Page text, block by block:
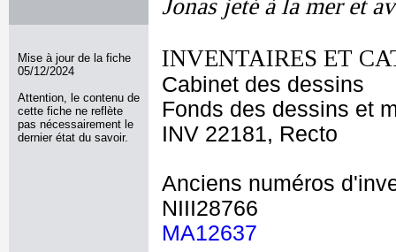
Mise à jour de la fiche
05/12/2024
Attention, le contenu de
cette fiche ne reflète
pas nécessairement le
dernier état du savoir.
Jonas jeté à la mer et
INVENTAIRES ET
Cabinet des dessins
Fonds des dessins et
INV 22181, Recto
Anciens numéros
NIII28766
MA12637